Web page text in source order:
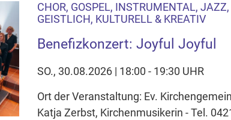
akzeptieren Sie, dass die Anwendung Google
Gerät setzt, z.B. zwecks Reichweitenmessung
Ihre Cookie-Einstellungen anpassen
CHOR, GOSPEL, INSTRUMENTAL,
GEISTLICH, KULTURELL & KREATIV
Benefizkonzert: Joyful Joyful
SO., 30.08.2026 | 18:00 - 19:30 UHR
Ort der Veranstaltung: Ev.
Katja Zerbst, Kirchenmusikerin - Tel.